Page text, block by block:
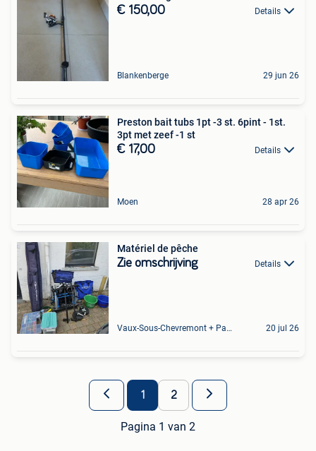
€ 150,00 Details
Blankenberge 29 jun 26
Preston bait tubs 1pt -3 st. 6pint - 1st.
3pt met zeef -1 st
€ 17,00 Details
Moen 28 apr 26
Matériel de pêche
Zie omschrijving Details
Vaux-Sous-Chevremont + Partie De Chenee 20 jul 26
1 2
Pagina 1 van 2